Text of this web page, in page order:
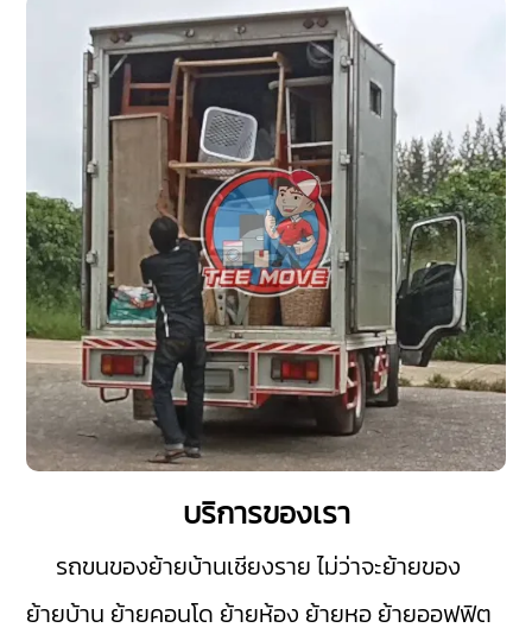
บริการของเรา
รถขนของย้ายบ้านเชียงรายไม่ว่าจะย้ายของ
ย้ายบ้าน ย้ายคอนโด ย้ายห้อง ย้ายหอ ย้ายออฟฟิต